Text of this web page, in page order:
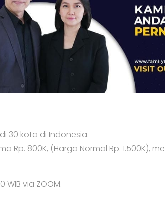
di 30 kota di Indonesia.
Rp. 800K, (Harga Normal Rp. 1.500K),
WIB via ZOOM.